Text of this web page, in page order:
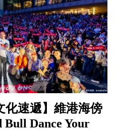
化速遞】維港海傍
Bull Dance Your